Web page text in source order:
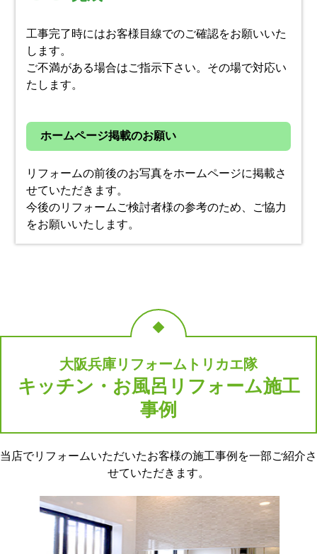
工事完了時にはお客様目線でのご確認をお願いいた
します。
ご不満がある場合はご指示下さい。その場で対応い
たします。
ホームページ掲載のお願い
リフォームの前後のお写真をホームページに掲載さ
せていただきます。
今後のリフォームご検討者様の参考のため、ご協力
をお願いいたします。
大阪兵庫リフォームトリカエ隊
キッチン・お風呂リフォーム施工
事例
当店でリフォームいただいたお客様の施工事例を一部ご紹介さ
せていただきます。